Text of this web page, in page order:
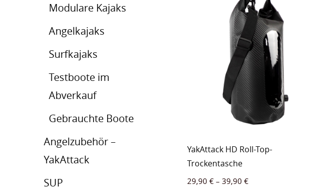
YakAttack HD Roll-Top-
Trockentasche
29,90 € – 39,90 €
Modulare Kajaks
Angelkajaks
Surfkajaks
Testboote im
Abverkauf
Gebrauchte Boote
Angelzubehör –
YakAttack
SUP